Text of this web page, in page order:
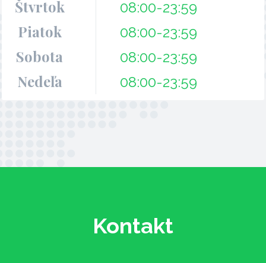
Štvrtok 08:00-23:59
Piatok 08:00-23:59
Sobota 08:00-23:59
Nedeľa 08:00-23:59
Kontakt